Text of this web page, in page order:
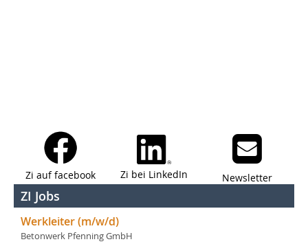
Zi auf facebook Zi bei LinkedIn Newsletter
ZI Jobs
Werkleiter (m/w/d)
Betonwerk Pfenning GmbH